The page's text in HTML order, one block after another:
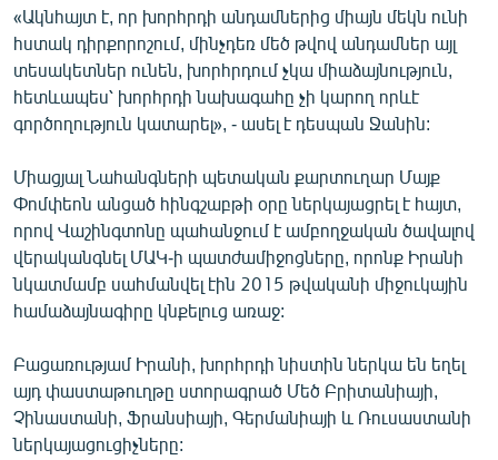
«Ազատության» բոլոր կայքերը
«Ակնհայտ է, որ խորհրդի անդամներից միայն մեկն ունի
հստակ դիրքորոշում, մինչդեռ մեծ թվով անդամներ այլ
տեսակետներ ունեն, խորհրդում չկա միաձայնություն,
հետևապես՝ խորհրդի նախագահը չի կարող որևէ
գործողություն կատարել», - ասել է դեսպան Ջանին:
Միացյալ Նահանգների պետական քարտուղար Մայք
Փոմփեոն անցած հինգշաբթի օրը ներկայացրել է հայտ,
որով Վաշինգտոնը պահանջում է ամբողջական ծավալով
վերականգնել ՄԱԿ-ի պատժամիջոցները, որոնք Իրանի
նկատմամբ սահմանվել էին 2015 թվականի միջուկային
համաձայնագիրը կնքելուց առաջ:
Բացառությամ Իրանի, խորհրդի նիստին ներկա են եղել
այդ փաստաթուղթը ստորագրած Մեծ Բրիտանիայի,
Չինաստանի, Ֆրանսիայի, Գերմանիայի և Ռուսաստանի
ներկայացուցիչները: